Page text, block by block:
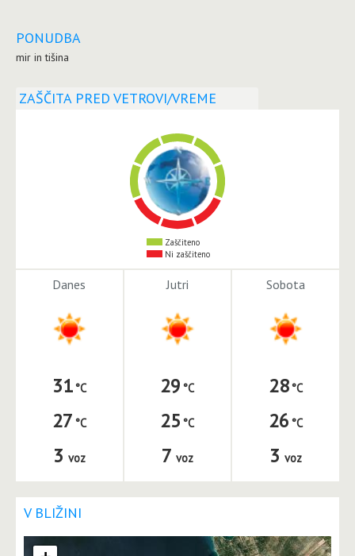
PONUDBA
mir in tišina
ZAŠČITA PRED VETROVI/VREME
Zaščiteno
Ni zaščiteno
Danes
31
27
3 voz
Jutri
29
25
7 voz
Sobota
28
26
3 voz
V BLIŽINI